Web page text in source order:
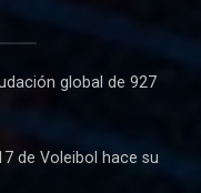
global de 927
de Voleibol hace su